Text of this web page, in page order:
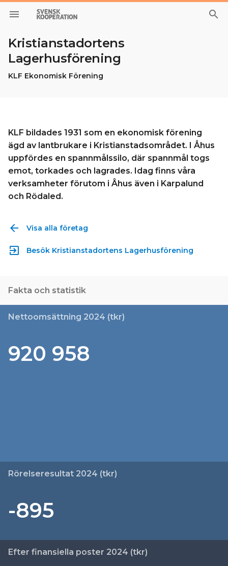
menu search
Kristianstadortens
Lagerhusförening
KLF Ekonomisk Förening
KLF bildades 1931 som en ekonomisk förening
ägd av lantbrukare i Kristianstadsområdet. I Åhus
uppfördes en spannmålssilo, där spannmål togs
emot, torkades och lagrades. Idag finns våra
verksamheter förutom i Åhus även i Karpalund
och Rödaled.
arrow_backward
Visa alla företag
exit_to_app Besök Kristianstadortens Lagerhusförening
Fakta och statistik
Nettoomsättning 2024 (tkr)
920 958
Rörelseresultat 2024 (tkr)
-895
Efter finansiella poster 2024 (tkr)